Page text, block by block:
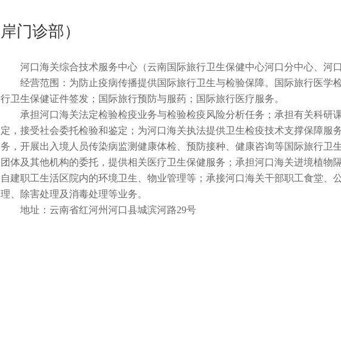
岸门诊部）
河口海关综合技术服务中心（云南国际旅行卫生保健中心河口分中心、河
经营范围：为防止疫病传播提供国际旅行卫生与检验保障。国际旅行医学
行卫生保健证件签发；国际旅行预防与服药；国际旅行医疗服务。
承担河口海关法定检验检疫业务与检验检疫风险分析任务；承担有关科研
定，接受社会委托检验和鉴定；为河口海关执法提供卫生检疫技术支撑保障服
务，开展出入境人员传染病监测健康体检、预防接种、健康咨询等国际旅行卫
团体及其他机构的委托，提供相关医疗卫生保健服务；承担河口海关进境植物
自建职工生活区院内的环境卫生、物业管理等；承接河口海关干部职工食堂、
理、除害处理及消毒处理等业务。
地址：云南省红河州河口县城滨河路29号